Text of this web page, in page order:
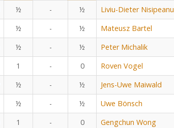
½ - ½ Liviu-Dieter Nisipeanu
½ - ½ Mateusz Bartel
½ - ½ Peter Michalik
1 - 0 Roven Vogel
½ - ½ Jens-Uwe Maiwald
½ - ½ Uwe Bönsch
1 - 0 Gengchun Wong